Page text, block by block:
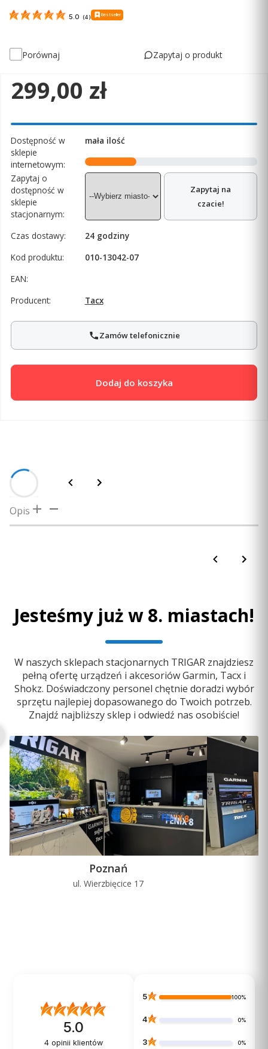
5.0 (4) Bestseller
Porównaj Zapytaj o produkt
Cena
299,00 zł
Dostępność w
sklepie
internetowym:
mała ilość
Zapytaj o
dostępność w
sklepie
stacjonarnym:
Zapytaj na
czacie!
Czas dostawy:
24 godziny
Kod produktu:
010-13042-07
EAN:
Producent:
Tacx
Zamów telefonicznie
Dodaj do koszyka
Opis
Opis
Tacx z napędem bezpośrednim i tylną osią 12 mm.
Tacx Neo 2T
Tacx Flux 2 Smart
Jesteśmy już w 8. miastach!
W naszych sklepach stacjonarnych TRIGAR znajdziesz
pełną ofertę urządzeń i akcesoriów Garmin, Tacx i
Shokz. Doświadczony personel chętnie doradzi wybór
sprzętu najlepiej dopasowanego do Twoich potrzeb.
Znajdź najbliższy sklep i odwiedź nas osobiście!
Poznań
ul. Wierzbięcice 17
5.0
4opinii klientów
5 100%
4 0%
3 0%